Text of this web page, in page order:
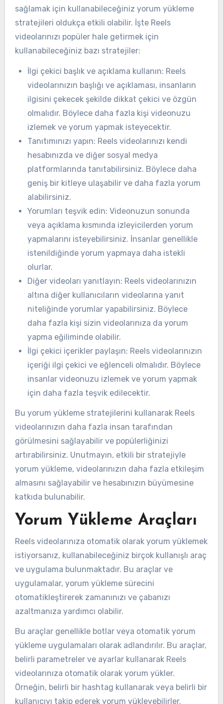
sağlamak için kullanabileceğiniz yorum yükleme
stratejileri oldukça etkili olabilir. İşte Reels
videolarınızı popüler hale getirmek için
kullanabileceğiniz bazı stratejiler:
İlgi çekici başlık ve açıklama kullanın: Reels
videolarınızın başlığı ve açıklaması, insanların
ilgisini çekecek şekilde dikkat çekici ve özgün
olmalıdır. Böylece daha fazla kişi videonuzu
izlemek ve yorum yapmak isteyecektir.
Tanıtımınızı yapın: Reels videolarınızı kendi
hesabınızda ve diğer sosyal medya
platformlarında tanıtabilirsiniz. Böylece daha
geniş bir kitleye ulaşabilir ve daha fazla yorum
alabilirsiniz.
Yorumları teşvik edin: Videonuzun sonunda
veya açıklama kısmında izleyicilerden yorum
yapmalarını isteyebilirsiniz. İnsanlar genellikle
istenildiğinde yorum yapmaya daha istekli
olurlar.
Diğer videoları yanıtlayın: Reels videolarınızın
altına diğer kullanıcıların videolarına yanıt
niteliğinde yorumlar yapabilirsiniz. Böylece
daha fazla kişi sizin videolarınıza da yorum
yapma eğiliminde olabilir.
İlgi çekici içerikler paylaşın: Reels videolarınızın
içeriği ilgi çekici ve eğlenceli olmalıdır. Böylece
insanlar videonuzu izlemek ve yorum yapmak
için daha fazla teşvik edilecektir.
Bu yorum yükleme stratejilerini kullanarak Reels
videolarınızın daha fazla insan tarafından
görülmesini sağlayabilir ve popülerliğinizi
artırabilirsiniz. Unutmayın, etkili bir stratejiyle
yorum yükleme, videolarınızın daha fazla etkileşim
almasını sağlayabilir ve hesabınızın büyümesine
katkıda bulunabilir.
Yorum Yükleme Araçları
Reels videolarınıza otomatik olarak yorum yüklemek
istiyorsanız, kullanabileceğiniz birçok kullanışlı araç
ve uygulama bulunmaktadır. Bu araçlar ve
uygulamalar, yorum yükleme sürecini
otomatikleştirerek zamanınızı ve çabanızı
azaltmanıza yardımcı olabilir.
Bu araçlar genellikle botlar veya otomatik yorum
yükleme uygulamaları olarak adlandırılır. Bu araçlar,
belirli parametreler ve ayarlar kullanarak Reels
videolarınıza otomatik olarak yorum yükler.
Örneğin, belirli bir hashtag kullanarak veya belirli bir
kullanıcıyı takip ederek yorum yükleyebilirler.